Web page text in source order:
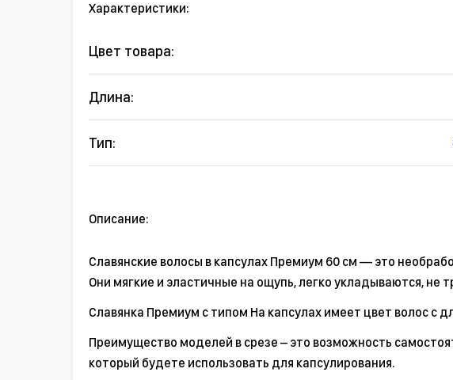
Характеристики:
Цвет товара:
Длина:
Тип:
Описание:
Славянские волосы в капсулах Премиум 60 см — это
Они мягкие и эластичные на ощупь, легко укладываются, не
Славянка Премиум с типом На капсулах имеет цвет волос с
Преимущество моделей в срезе – это возможность
который будете использовать для капсулирования.